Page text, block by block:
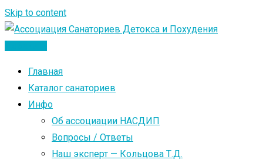
Skip to content
Главная
Каталог санаториев
Инфо
Об ассоциации НАСДИП
Вопросы / Ответы
Наш эксперт — Кольцова Т.Д.